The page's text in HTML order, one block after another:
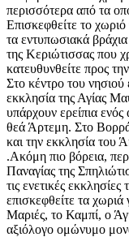
περισσότερα από τα
Επισκεφθείτε το
τα εντυπωσιακά
της Κεριώτισσας που
κατευθυνθείτε προς
Στο κέντρο του νησιού
εκκλησία της Αγίας
υπάρχουν ερείπια ενός
θεά Άρτεμη. Στο Βορρά
και την εκκλησία του
.Ακόμη πιο βόρεια,
Παναγίας της
τις ενετικές
επισκεφθείτε τα
Μαριές, το Καμπί, ο
αξιόλογο ομώνυμο